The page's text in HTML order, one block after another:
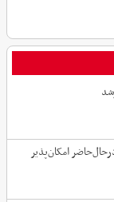
امکان‌پذیر